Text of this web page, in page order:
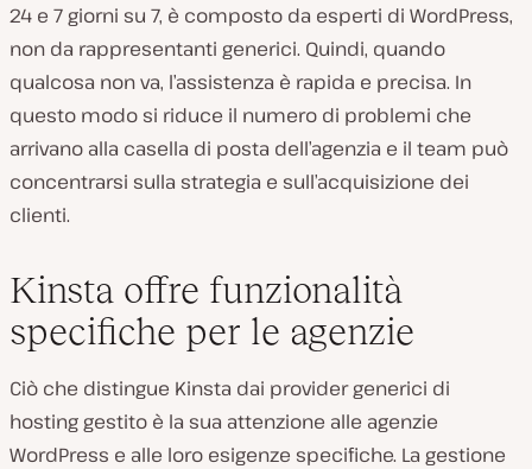
24 e 7 giorni su 7, è composto da esperti di WordPress,
non da rappresentanti generici. Quindi, quando
qualcosa non va, l’assistenza è rapida e precisa. In
questo modo si riduce il numero di problemi che
arrivano alla casella di posta dell’agenzia e il team può
concentrarsi sulla strategia e sull’acquisizione dei
clienti.
Kinsta offre funzionalità
specifiche per le agenzie
Ciò che distingue Kinsta dai provider generici di
hosting gestito è la sua attenzione alle agenzie
WordPress e alle loro esigenze specifiche. La gestione